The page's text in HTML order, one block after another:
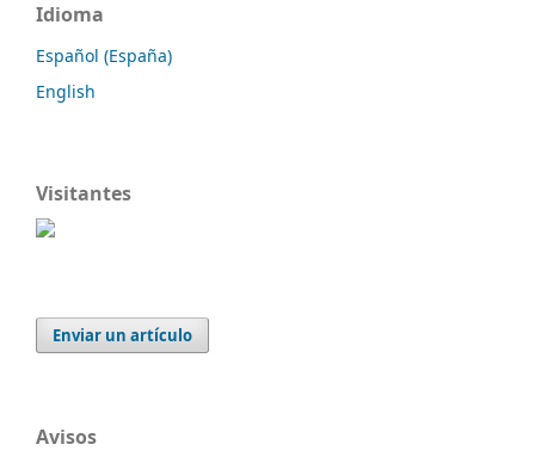
Idioma
Español (España)
English
Visitantes
Enviar un artículo
Avisos